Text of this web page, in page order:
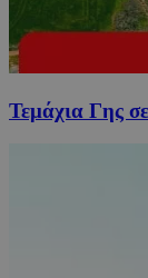
Τεμάχια Γης